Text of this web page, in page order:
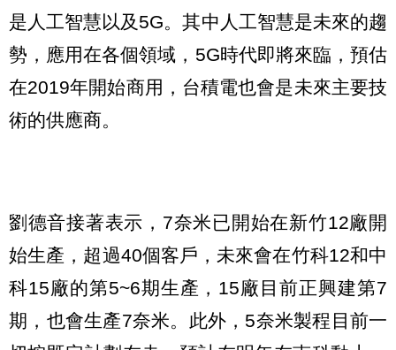
是人工智慧以及5G。其中人工智慧是未來的趨
勢，應用在各個領域，5G時代即將來臨，預估
在2019年開始商用，台積電也會是未來主要技
術的供應商。
劉德音接著表示，7奈米已開始在新竹12廠開
始生產，超過40個客戶，未來會在竹科12和中
科15廠的第5~6期生產，15廠目前正興建第7
期，也會生產7奈米。此外，5奈米製程目前一